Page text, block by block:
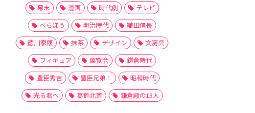
幕末
漫画 時代劇
テレビ
べらぼう
明治時代
織田信長
徳川家康
抹茶 デザイン
文房具
フィギュア
展覧会
鎌倉時代
豊臣秀吉
豊臣兄弟！
昭和時代
光る君へ
葛飾北斎 鎌倉殿の13人